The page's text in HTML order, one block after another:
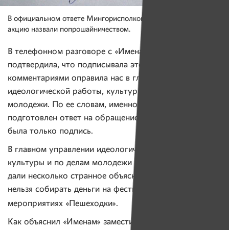
В официальном ответе Мингорисполкома благотворительную
акцию назвали попрошайничеством.
В телефонном разговоре с «Именами» Ирина Дудка
подтвердила, что подписывала этот ответ, однако за
комментариями оправила нас в главное управление
идеологической работы, культуры и по делам
молодежи. По ее словам, именно там был
подготовлен ответ на обращение — от нее нужна
была только подпись.
В главном управлении идеологической работы,
культуры и по делам молодежи Мингорисполкома
дали несколько странное объяснение, почему больше
нельзя собирать деньги на фестивальных
мероприятиях «Пешеходки».
Как объяснил «Именам» заместитель начальника